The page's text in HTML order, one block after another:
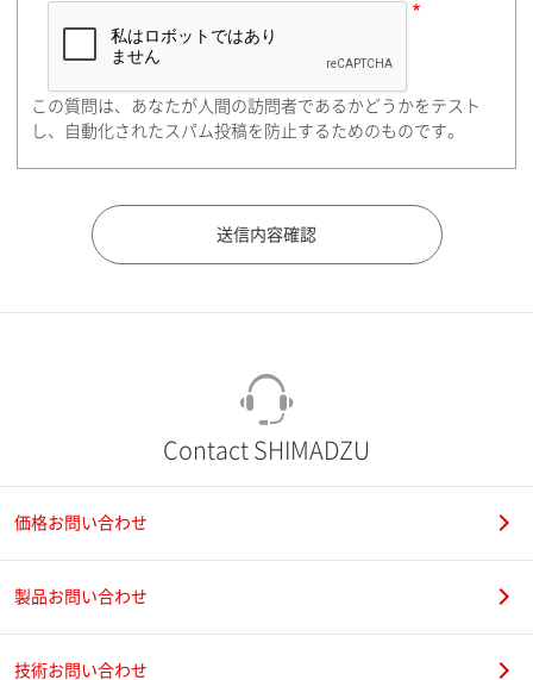
住所検索
都道府県（勤務先）
この質問は、あなたが人間の訪問者であるかどうかをテスト
し、自動化されたスパム投稿を防止するためのものです。
Contact SHIMADZU
価格お問い合わせ
製品お問い合わせ
技術お問い合わせ